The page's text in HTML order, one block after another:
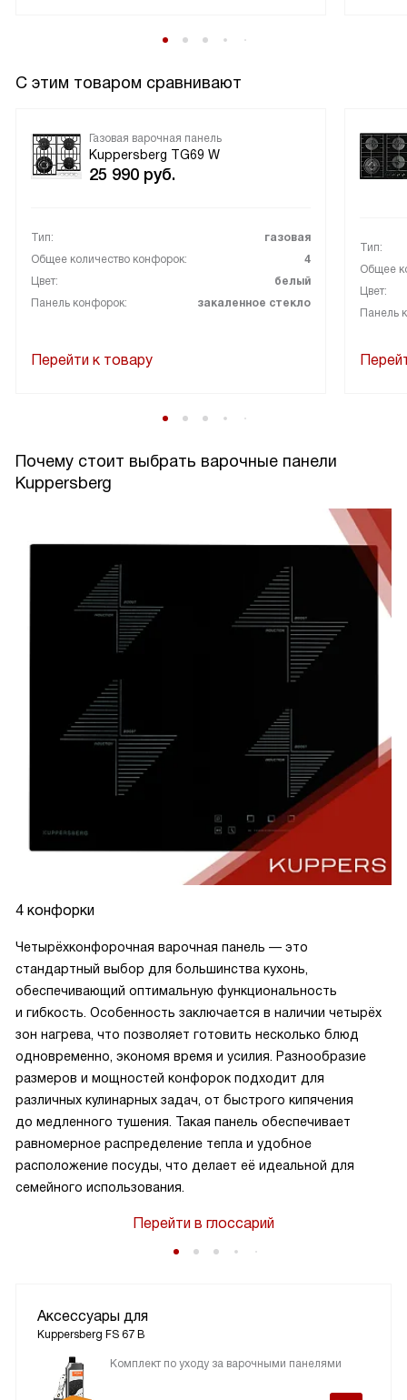
С этим товаром сравнивают
Газовая варочная панель
Kuppersberg TG69 W
25 990 руб.
Тип:
газовая
Общее количество конфорок:
4
Цвет:
белый
Панель конфорок:
закаленное стекло
Перейти к товару
Тип:
Общее
Цвет:
Панель
Почему стоит выбрать варочные панели
Kuppersberg
4 конфорки
Четырёхконфорочная варочная панель — это
стандартный выбор для большинства кухонь,
обеспечивающий оптимальную функциональность
и гибкость. Особенность заключается в наличии четырёх
зон нагрева, что позволяет готовить несколько блюд
одновременно, экономя время и усилия. Разнообразие
размеров и мощностей конфорок подходит для
различных кулинарных задач, от быстрого кипячения
до медленного тушения. Такая панель обеспечивает
равномерное распределение тепла и удобное
расположение посуды, что делает её идеальной для
семейного использования.
Перейти в глоссарий
Аксессуары для
Kuppersberg FS 67 B
Комплект по уходу за варочными панелями